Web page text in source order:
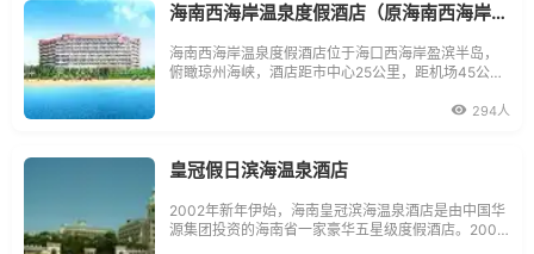
海南西海岸温泉度假酒店（原海南西海岸前沿大酒店 ）
海南西海岸温泉度假酒店位于海口西海岸盈滨半岛，
俯瞰琼州海峡，酒店距市中心25公里，距机场45公
点。酒店拥有304间客房，其中包括23间套房，两个
户外宴会、
294人
皇冠假日滨海温泉酒店
2002年新年伊始，海南皇冠滨海温泉酒店是由中国华
源集团投资的海南省一家豪华五星级度假酒店。2005